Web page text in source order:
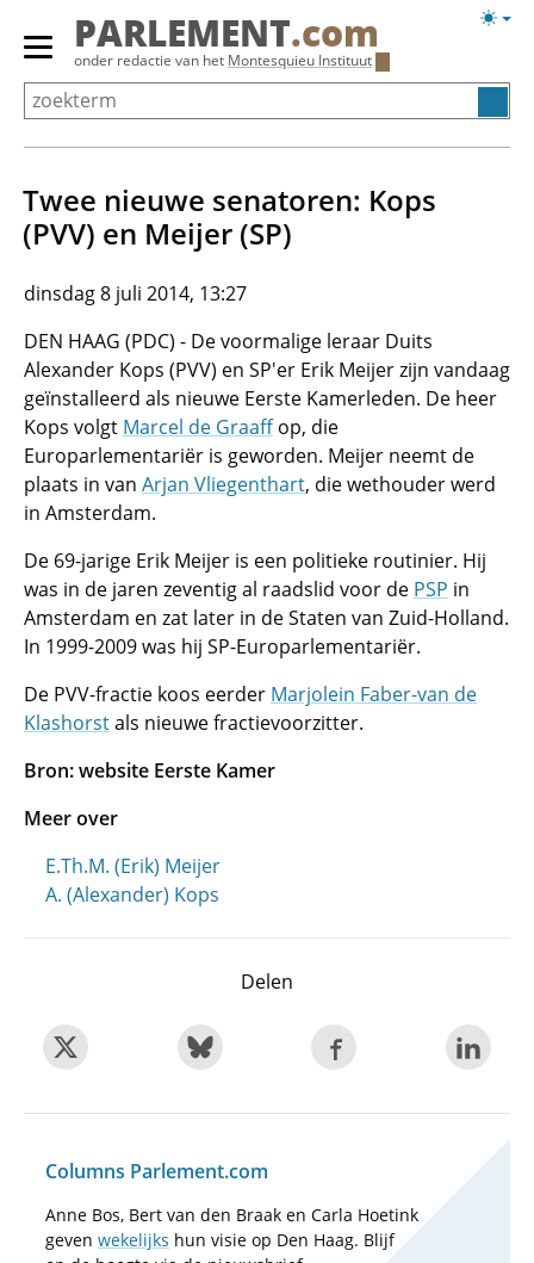
Overslaan
Primair
menu
tonen/verbergen
PARLEMENT.com
onder redactie van het Montesquieu Instituut
Twee nieuwe senatoren: Kops
(PVV) en Meijer (SP)
dinsdag 8 juli 2014, 13:27
DEN HAAG (PDC) - De voormalige leraar Duits
Alexander Kops (PVV) en SP'er Erik Meijer zijn vandaag
geïnstalleerd als nieuwe Eerste Kamerleden. De heer
Kops volgt Marcel de Graaffop, die
Europarlementariër is geworden. Meijer neemt de
plaats in van Arjan Vliegenthart, die wethouder werd
in Amsterdam.
De 69-jarige Erik Meijer is een politieke routinier. Hij
was in de jaren zeventig al raadslid voor de PSP in
Amsterdam en zat later in de Staten van Zuid-Holland.
In 1999-2009 was hij SP-Europarlementariër.
De PVV-fractie koos eerder Marjolein Faber-van de
Klashorstals nieuwe fractievoorzitter.
Bron: website Eerste Kamer
Meer over
E.Th.M. (Erik) Meijer
A. (Alexander) Kops
Delen
Columns Parlement.com
Anne Bos, Bert van den Braak en Carla Hoetink
geven wekelijks hun visie op Den Haag. Blijf